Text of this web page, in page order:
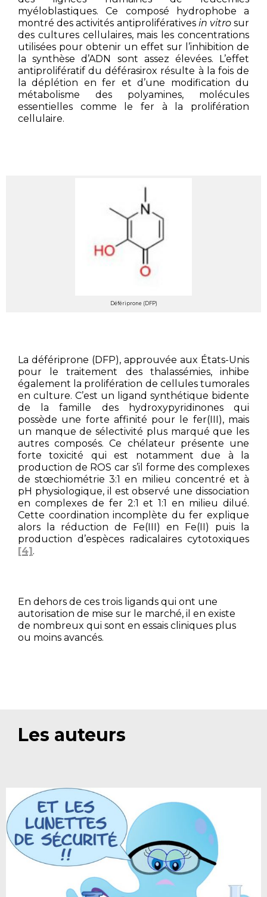
myéloblastiques. Ce composé hydrophobe a
montré des activités antiprolifératives in vitrosur
des cultures cellulaires, mais les concentrations
utilisées pour obtenir un effet sur l’inhibition de
la synthèse d’ADN sont assez élevées. L’effet
antiprolifératif du déférasirox résulte à la fois de
la déplétion en fer et d’une modification du
métabolisme des polyamines, molécules
essentielles comme le fer à la prolifération
cellulaire.
Défériprone (DFP)
La défériprone (DFP), approuvée aux États-Unis
pour le traitement des thalassémies, inhibe
également la prolifération de cellules tumorales
en culture. C’est un ligand synthétique bidente
de la famille des hydroxypyridinones qui
possède une forte affinité pour le fer(III), mais
un manque de sélectivité plus marqué que les
autres composés. Ce chélateur présente une
forte toxicité qui est notamment due à la
production de ROS car s’il forme des complexes
de stœchiométrie 3:1 en milieu concentré et à
pH physiologique, il est observé une dissociation
en complexes de fer 2:1 et 1:1 en milieu dilué.
Cette coordination incomplète du fer explique
alors la réduction de Fe(III) en Fe(II) puis la
production d’espèces radicalaires cytotoxiques
[4].
En dehors de ces trois ligands qui ont une
autorisation de mise sur le marché, il en existe
de nombreux qui sont en essais cliniques plus
ou moins avancés.
Les auteurs